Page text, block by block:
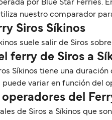
por Blue Star Ferries.
nuestro comparador
Siros Síkinos
suele salir de Siros
ferry de Siros a
Síkinos tiene una
variar en función del
del
de Siros a Síkinos que